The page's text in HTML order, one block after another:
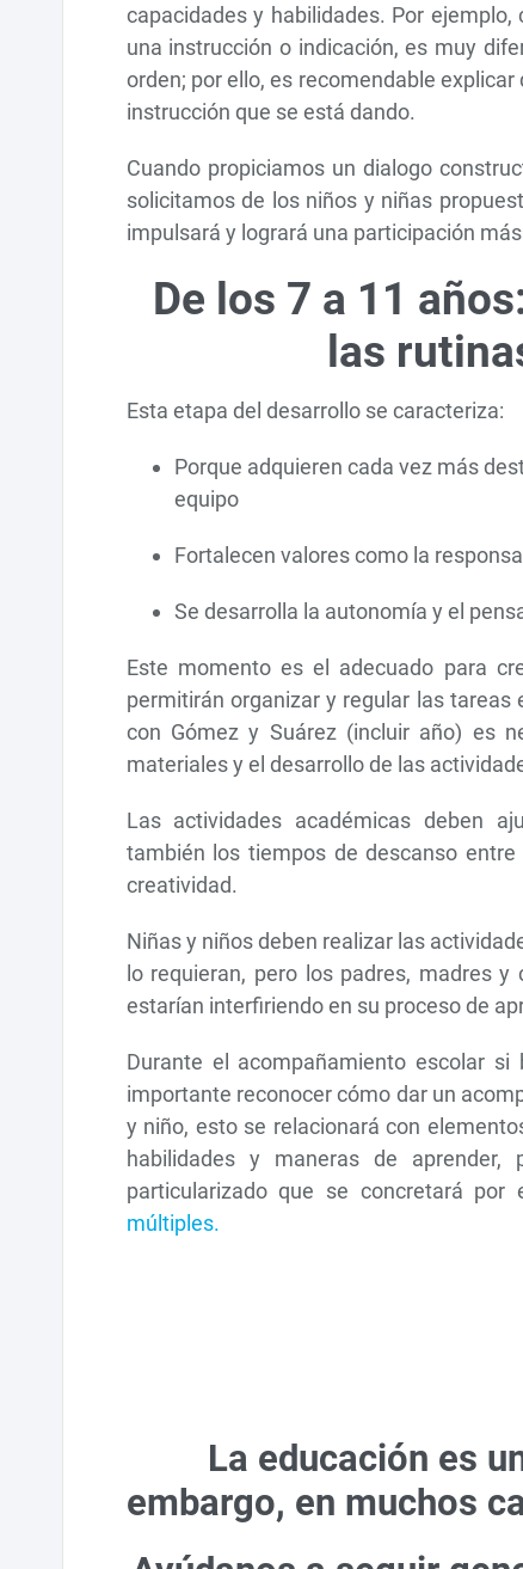
capacidades y habilidades. Por
una instrucción o indicación, es muy
orden; por ello, es recomendable
instrucción que se está dando.
Cuando propiciamos un dialogo
solicitamos de los niños y niñas
impulsará y logrará una participación
De los 7 a 11
las
Esta etapa del desarrollo se caracteriza:
Porque adquieren cada vez más
equipo
Fortalecen valores como la
Se desarrolla la autonomía y el
Este momento es el adecuado para
permitirán organizar y regular las
con Gómez y Suárez (incluir año) es
materiales y el desarrollo de las
Las actividades académicas deben
también los tiempos de descanso
creatividad.
Niñas y niños deben realizar las
lo requieran, pero los padres, madres
estarían interfiriendo en su proceso de
Durante el acompañamiento escolar
importante reconocer cómo dar un
y niño, esto se relacionará con
habilidades y maneras de
particularizado que se concretará por
múltiples.
La educación es
embargo, en muchos